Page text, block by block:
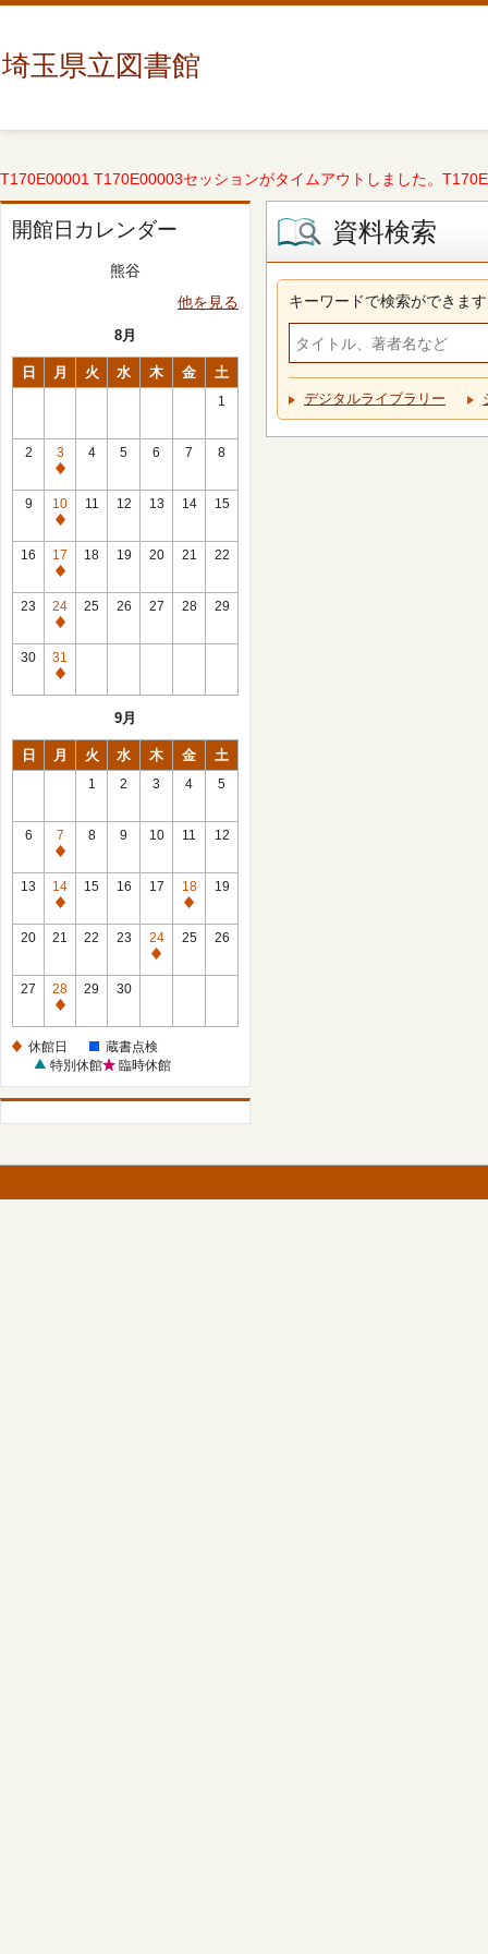
埼玉県立図書館
T170E00001 T170E00003セッションがタイムアウトしました。
開館日カレンダー
熊谷
他を見る
8月
日 月 火 水 木 金 土
1
2
3
休
館
日
4 5 6 7 8
9
10
休
館
日
11 12 13 14 15
16
17
休
館
日
18 19 20 21 22
23
24
休
館
日
25 26 27 28 29
30
31
休
9月
日 月 火 水 木 金 土
1 2 3 4 5
6
7
休
館
日
8 9 10 11 12
13
14
休
館
15 16 17
18
休
館
19
20 21 22 23
24
休
25 26
27
28
休
日
29 30
休館日
蔵書点検
特別休館
臨時休館
資料検索
キーワードで検索ができます
デジタルライブラリー